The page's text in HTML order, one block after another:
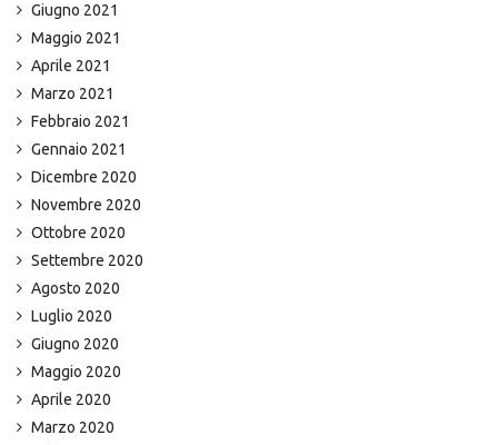
Giugno 2021
Maggio 2021
Aprile 2021
Marzo 2021
Febbraio 2021
Gennaio 2021
Dicembre 2020
Novembre 2020
Ottobre 2020
Settembre 2020
Agosto 2020
Luglio 2020
Giugno 2020
Maggio 2020
Aprile 2020
Marzo 2020